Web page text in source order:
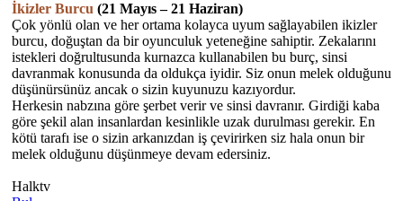
İkizler Burcu (21 Mayıs – 21 Haziran)
Çok yönlü olan ve her ortama kolayca uyum sağlayabilen ikizler
burcu, doğuştan da bir oyunculuk yeteneğine sahiptir. Zekalarını
istekleri doğrultusunda kurnazca kullanabilen bu burç, sinsi
davranmak konusunda da oldukça iyidir. Siz onun melek olduğunu
düşünürsünüz ancak o sizin kuyunuzu kazıyordur.
Herkesin nabzına göre şerbet verir ve sinsi davranır. Girdiği kaba
göre şekil alan insanlardan kesinlikle uzak durulması gerekir. En
kötü tarafı ise o sizin arkanızdan iş çevirirken siz hala onun bir
melek olduğunu düşünmeye devam edersiniz.
Halktv